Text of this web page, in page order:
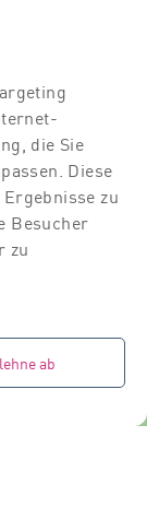
die Sie
Diese
zu
Besucher
zu
ab